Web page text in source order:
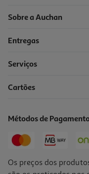
-10%
12,90 € PVP de editor
Sobre a Auchan
Entregas
Serviços
Cartões
Métodos de
Os preços dos